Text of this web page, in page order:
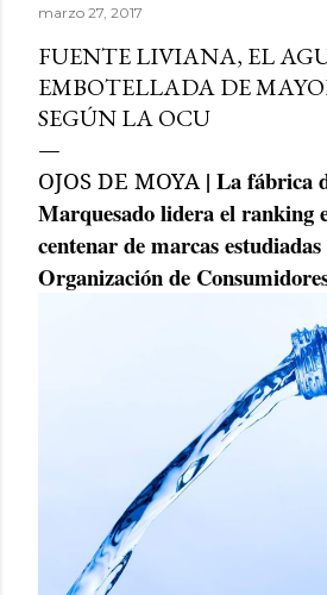
marzo 27, 2017
FUENTE LIVIANA, EL
EMBOTELLADA DE
SEGÚN LA OCU
OJOS DE MOYA| La fábrica
Marquesado lidera el ranking
centenar de marcas
Organización de